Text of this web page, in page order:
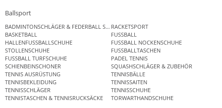
Ballsport
BADMINTONSCHLÄGER & FEDERBALL SETSRACKETSPORT
BASKETBALL
FUSSBALL
HALLENFUSSBALLSCHUHE
FUSSBALL NOCKENSCHUHE
STOLLENSCHUHE
FUSSBALLTASCHEN
FUSSBALL TURFSCHUHE
PADEL TENNIS
SCHIENBEINSCHONER
SQUASHSCHLÄGER & ZUBEHÖR
TENNIS AUSRÜSTUNG
TENNISBÄLLE
TENNISBEKLEIDUNG
TENNISSAITEN
TENNISSCHLÄGER
TENNISSCHUHE
TENNISTASCHEN & TENNISRUCKSÄCKE
TORWARTHANDSCHUHE